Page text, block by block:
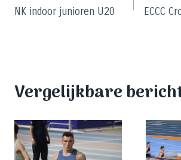
navigatie
NK indoor junioren U20 ECCC
Vergelijkbare